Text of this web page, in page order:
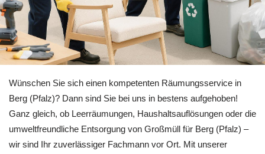
Sie brauchen Entrümpelung in Berg (Pfalz)?
Wünschen Sie sich einen kompetenten Räumungsservice in
Berg (Pfalz)? Dann sind Sie bei uns in bestens aufgehoben!
Ganz gleich, ob Leerräumungen, Haushaltsauflösungen oder die
umweltfreundliche Entsorgung von Großmüll für Berg (Pfalz) –
wir sind Ihr zuverlässiger Fachmann vor Ort. Mit unserer